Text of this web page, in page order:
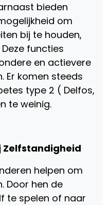
bieden
om
bij te houden,
functies
en actievere
Er komen steeds
type 2 ( Delfos,
te weinig.
Zelfstandigheid
helpen om
Door hen de
te spelen of naar